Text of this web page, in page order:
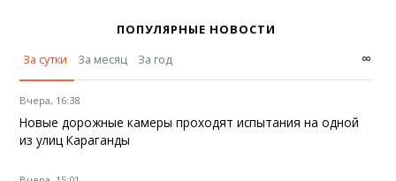
ПОПУЛЯРНЫЕ НОВОСТИ
За сутки
За месяц За год ∞
Вчера, 16:38
Новые дорожные камеры проходят испытания на одной
из улиц Караганды